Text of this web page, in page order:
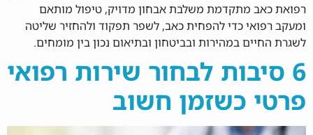
רפואת כאב מתקדמת משלבת אבחון מדויק, טיפול מותאם
ומעקב רפואי כדי להפחית כאב, לשפר תפקוד ולהחזיר שליטה
לשגרת החיים במהירות ובביטחון ובתיאום נכון בין מומחים.
6 סיבות לבחור שירות רפואי
פרטי כשזמן חשוב